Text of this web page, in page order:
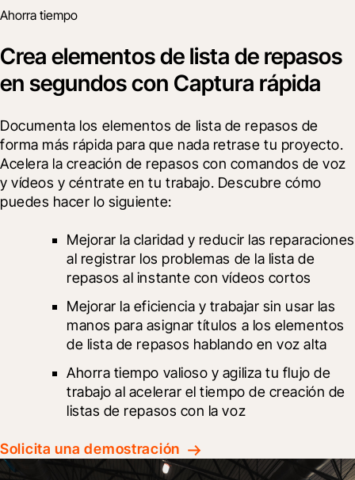
Ahorra tiempo
Crea elementos de lista de repasos
en segundos con Captura rápida
Documenta los elementos de lista de repasos de
forma más rápida para que nada retrase tu proyecto.
Acelera la creación de repasos con comandos de voz
y vídeos y céntrate en tu trabajo. Descubre cómo
puedes hacer lo siguiente:
Mejorar la claridad y reducir las reparaciones
al registrar los problemas de la lista de
repasos al instante con vídeos cortos
Mejorar la eficiencia y trabajar sin usar las
manos para asignar títulos a los elementos
de lista de repasos hablando en voz alta
Ahorra tiempo valioso y agiliza tu flujo de
trabajo al acelerar el tiempo de creación de
listas de repasos con la voz
Solicita una demostración